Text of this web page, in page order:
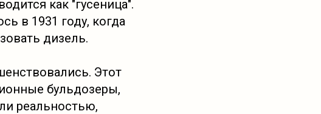
как "гусеница".
в 1931 году, когда
дизель.
Этот
бульдозеры,
реальностью,